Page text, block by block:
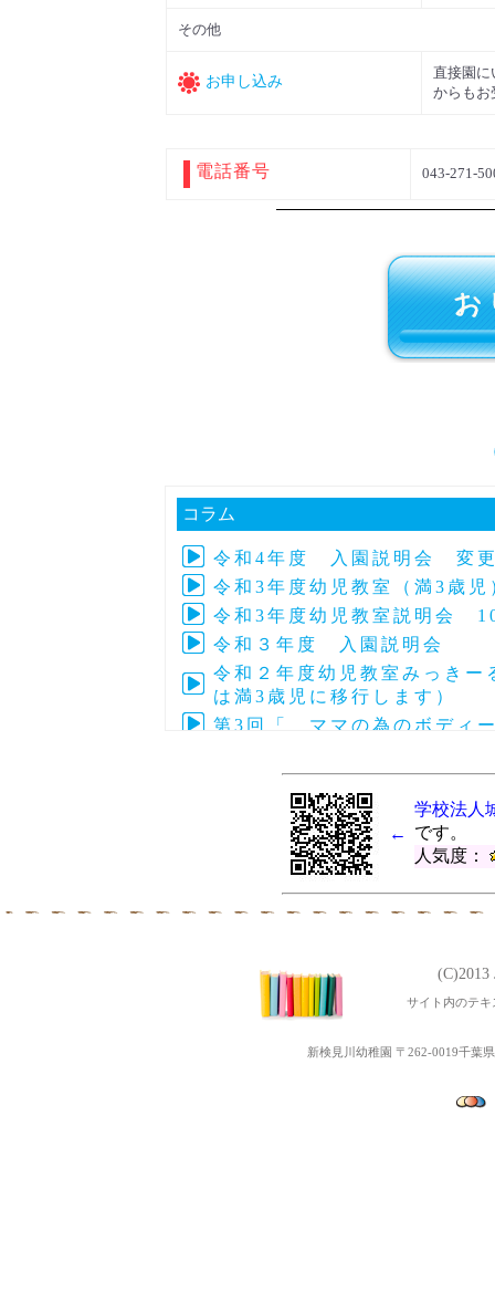
その他
お申し込み
直接園に
からもお
電話番号 043-271-
コラム
令和4年度 入園説明会 変更
令和3年度幼児教室（満3歳
令和3年度幼児教室説明会
令和３年度 入園説明会
令和２年度幼児教室みっき
は満3歳児に移行します）
第3回「 ママの為のボディ
令和元年度 第28回～33回
第5回ぴょぴょ３Ｂベビーマ
第3回地域交流「ポニーと
第4回ぴょぴょ３Ｂベビーマ
令和２年度幼児教室みっき
平成31年度 第１６回～２
第1回地域交流「ちびっこ夏
←
学校法人
です。
人気度：
サイト内のテ
新検見川幼稚園 〒262-0019千葉